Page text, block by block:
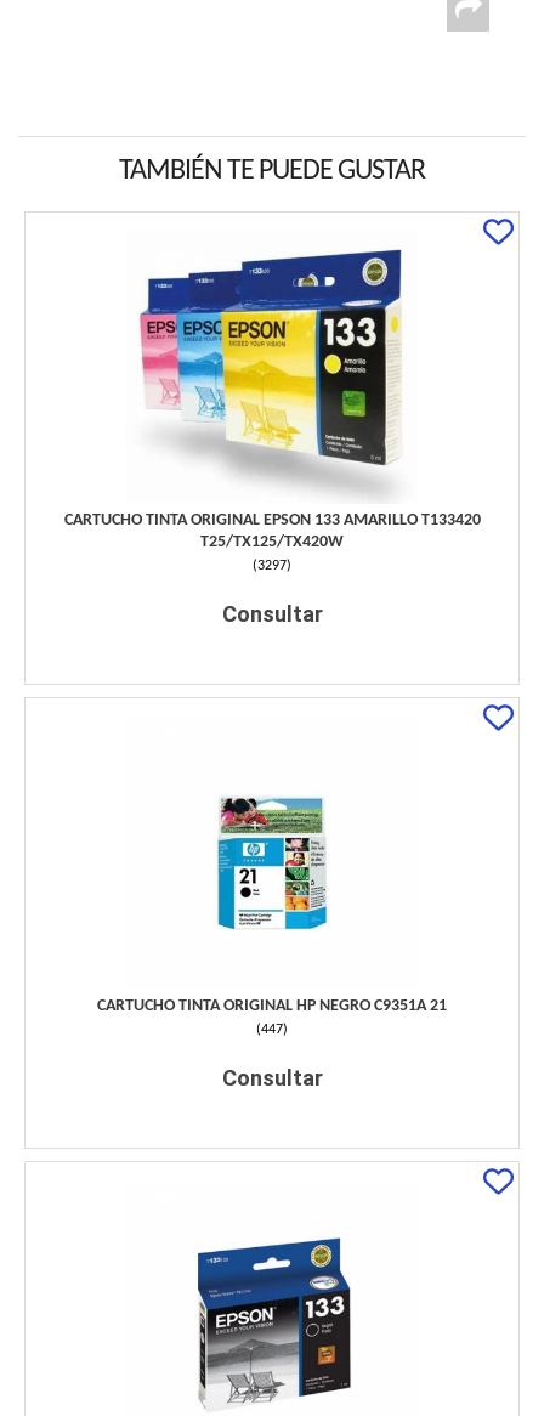
TAMBIÉN TE PUEDE GUSTAR
CARTUCHO TINTA ORIGINAL EPSON 133 AMARILLO T133420
T25/TX125/TX420W
(3297)
Consultar
CARTUCHO TINTA ORIGINAL HP NEGRO C9351A 21
(447)
Consultar